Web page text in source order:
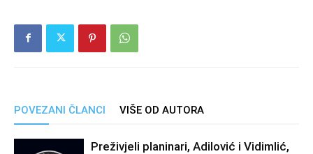
POVEZANI ČLANCI VIŠE OD AUTORA
Preživjeli planinari, Adilović i Vidimlić,